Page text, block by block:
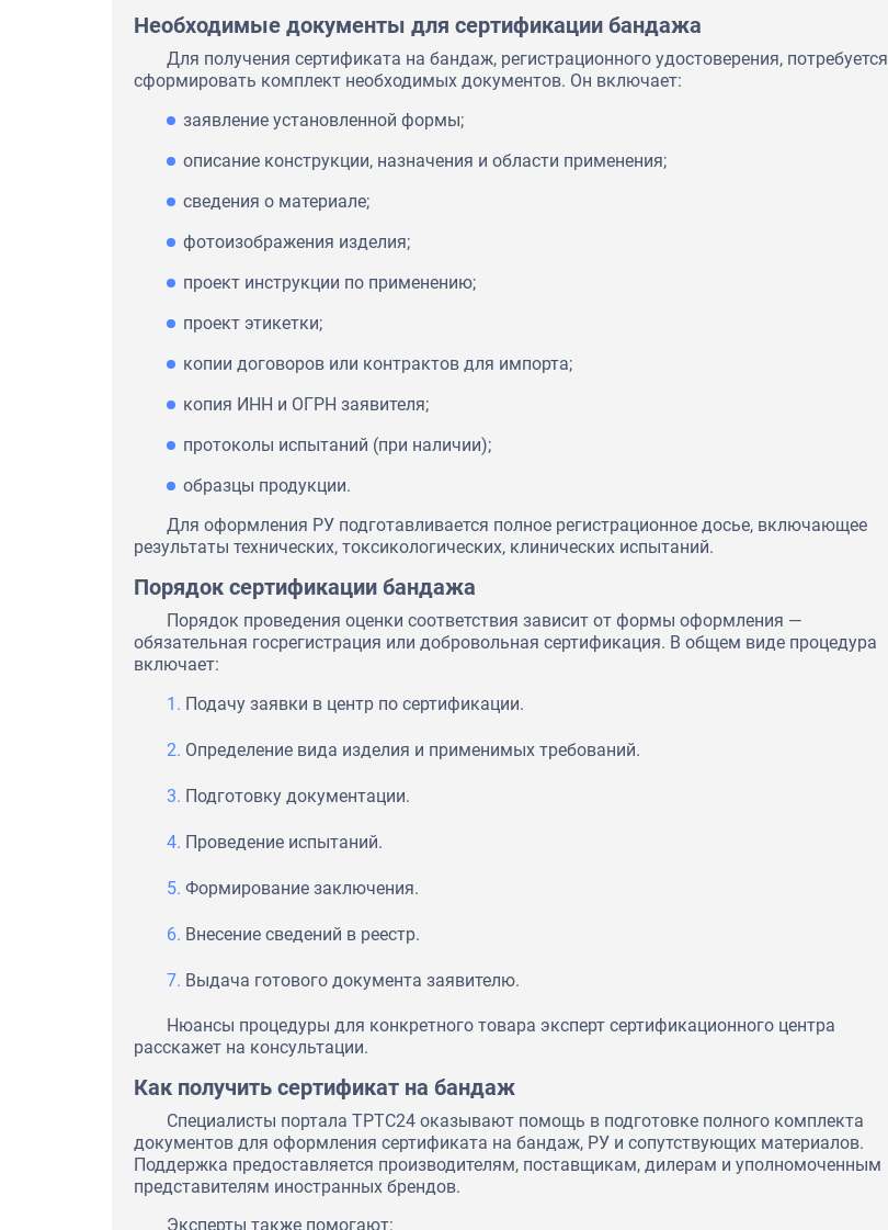
Необходимые документы для сертификации бандажа
Для получения сертификата на бандаж, регистрационного удостоверения, потребуется
сформировать комплект необходимых документов. Он включает:
заявление установленной формы;
описание конструкции, назначения и области применения;
сведения о материале;
фотоизображения изделия;
проект инструкции по применению;
проект этикетки;
копии договоров или контрактов для импорта;
копия ИНН и ОГРН заявителя;
протоколы испытаний (при наличии);
образцы продукции.
Для оформления РУ подготавливается полное регистрационное досье, включающее
результаты технических, токсикологических, клинических испытаний.
Порядок сертификации бандажа
Порядок проведения оценки соответствия зависит от формы оформления —
обязательная госрегистрация или добровольная сертификация. В общем виде процедура
включает:
Подачу заявки в центр по сертификации.
Определение вида изделия и применимых требований.
Подготовку документации.
Проведение испытаний.
Формирование заключения.
Внесение сведений в реестр.
Выдача готового документа заявителю.
Нюансы процедуры для конкретного товара эксперт сертификационного центра
расскажет на консультации.
Как получить сертификат на бандаж
Специалисты портала ТРТС24 оказывают помощь в подготовке полного комплекта
документов для оформления сертификата на бандаж, РУ и сопутствующих материалов.
Поддержка предоставляется производителям, поставщикам, дилерам и уполномоченным
представителям иностранных брендов.
Эксперты также помогают: